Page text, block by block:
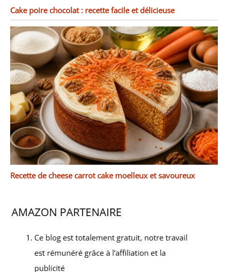
Cake poire chocolat : recette facile et délicieuse
Recette de cheese carrot cake moelleux et savoureux